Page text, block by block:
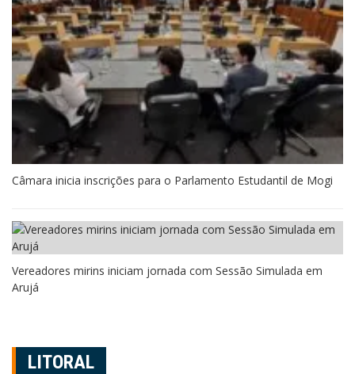
Câmara inicia inscrições para o Parlamento Estudantil de Mogi
Vereadores mirins iniciam jornada com Sessão Simulada em
Arujá
LITORAL